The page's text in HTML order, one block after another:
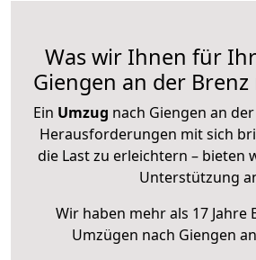
Was wir Ihnen für
Giengen an der
Ein Umzug nach Giengen an
Herausforderungen mit sich
die Last zu erleichtern – bieten
Unterstützung
Wir haben mehr als 17
Umzügen nach Giengen